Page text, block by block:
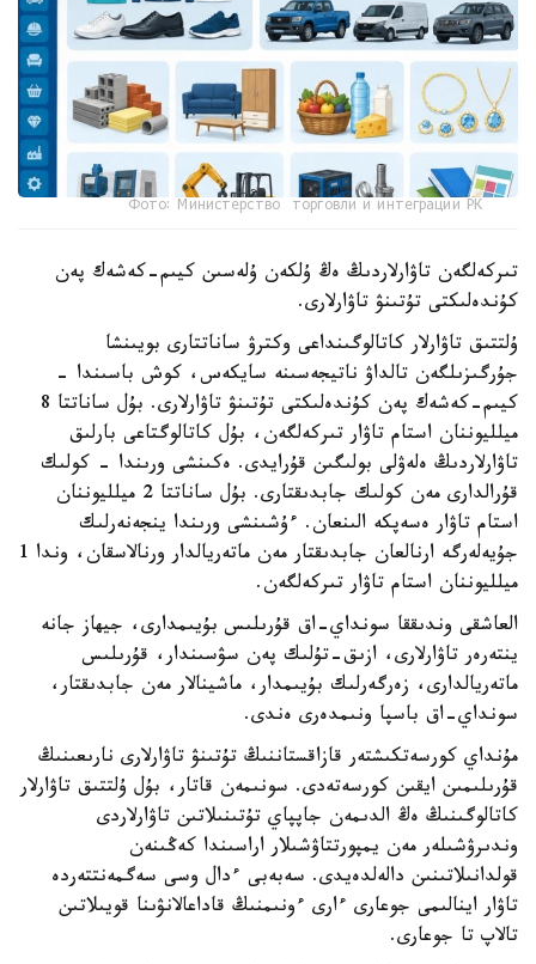
Фото: Министерство торговли и интеграции РК
تىركەلگەن تاۋارلاردىڭ ەڭ ۇلكەن ۇلەسىن كيىم-كەشەك پەن
كۇندەلىكتى تۇتىنۋ تاۋارلارى.
ۇلتتىق تاۋارلار كاتالوگىنداعى وكترۋ ساناتتارى بويىنشا
جۇرگىزىلگەن تالداۋ ناتيجەسىنە سايكەس، كوش باسىندا -
كيىم-كەشەك پەن كۇندەلىكتى تۇتىنۋ تاۋارلارى. بۇل ساناتتا 8
ميلليوننان استام تاۋار تىركەلگەن، بۇل كاتالوگتاعى بارلىق
تاۋارلاردىڭ ەلەۋلى بولىگىن قۇرايدى. ەكىنشى ورىندا - كولىك
قۇرالدارى مەن كولىك جابدىقتارى. بۇل ساناتتا 2 ميلليوننان
استام تاۋار ەسەپكە الىنعان. ءۇشىنشى ورىندا ينجەنەرلىك
جۇيەلەرگە ارنالعان جابدىقتار مەن ماتەريالدار ورنالاسقان، وندا 1
ميلليوننان استام تاۋار تىركەلگەن.
العاشقى وندىققا سونداي-اق قۇرىلىس بۇيىمدارى، جيھاز جانە
ينتەرەر تاۋارلارى، ازىق-تۇلىك پەن سۋسىندار، قۇرىلىس
ماتەريالدارى، زەرگەرلىك بۇيىمدار، ماشينالار مەن جابدىقتار،
سونداي-اق باسپا ونىمدەرى ەندى.
مۇنداي كورسەتكىشتەر قازاقستاننىڭ تۇتىنۋ تاۋارلارى نارىعىنىڭ
قۇرىلىمىن ايقىن كورسەتەدى. سونىمەن قاتار، بۇل ۇلتتىق تاۋارلار
كاتالوگىنىڭ ەڭ الدىمەن جاپپاي تۇتىنىلاتىن تاۋارلاردى
وندىرۋشىلەر مەن يمپورتتاۋشىلار اراسىندا كەڭىنەن
قولدانىلاتىنىن دالەلدەيدى. سەبەبى ءدال وسى سەگمەنتتەردە
تاۋار اينالىمى جوعارى ءارى ءونىمنىڭ قاداعالانۋىنا قويىلاتىن
تالاپ تا جوعارى.